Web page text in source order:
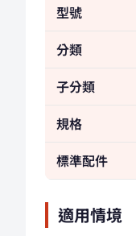
型號
分類
子分類
規格
標準配件
適用情境